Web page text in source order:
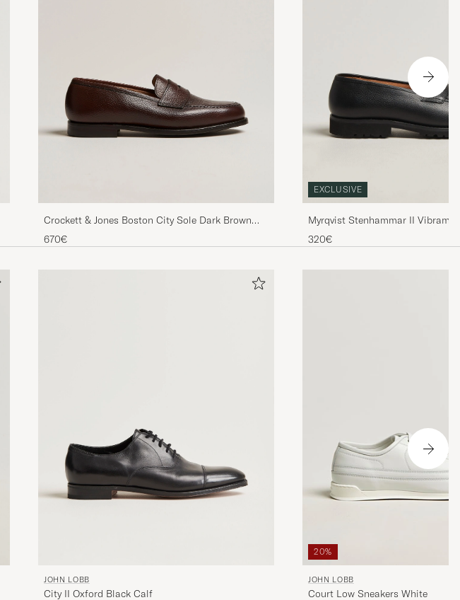
Crockett & Jones Boston City Sole Dark Brown
Calf
670€
EXCLUSIVE
Myrqvist Stenhammar II Vibram
Grained Calf
320€
JOHN LOBB
City II Oxford Black Calf
20%
JOHN LOBB
Court Low Sneakers White